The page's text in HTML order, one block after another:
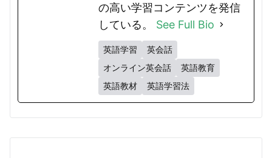
の高い学習コンテンツを発信
している。 See Full Bio
英語学習
英会話
オンライン英会話
英語教育
英語教材
英語学習法